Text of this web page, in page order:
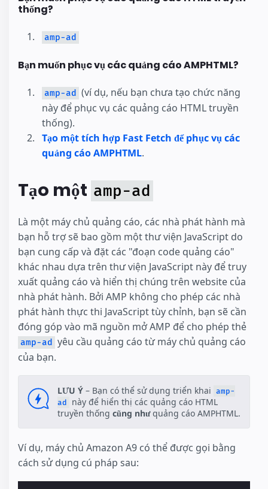
thống?
amp-ad
Bạn muốn phục vụ các quảng cáo AMPHTML?
amp-ad
(ví dụ, nếu bạn chưa tạo chức năng
này để phục vụ các quảng cáo HTML truyền
thống).
Tạo một tích hợp Fast Fetch để phục vụ các
quảng cáo AMPHTML.
Tạo một amp-ad
Là một máy chủ quảng cáo, các nhà phát hành mà
bạn hỗ trợ sẽ bao gồm một thư viện JavaScript do
bạn cung cấp và đặt các "đoạn code quảng cáo"
khác nhau dựa trên thư viện JavaScript này để truy
xuất quảng cáo và hiển thị chúng trên website của
nhà phát hành. Bởi AMP không cho phép các nhà
phát hành thực thi JavaScript tùy chỉnh, bạn sẽ cần
đóng góp vào mã nguồn mở AMP để cho phép thẻ
amp-ad
yêu cầu quảng cáo từ máy chủ quảng cáo
của bạn.
LƯU Ý – Bạn có thể sử dụng triển khai amp-
ad
này để hiển thị các quảng cáo HTML
truyền thống cũng nhưquảng cáo AMPHTML.
Ví dụ, máy chủ Amazon A9 có thể được gọi bằng
cách sử dụng cú pháp sau: